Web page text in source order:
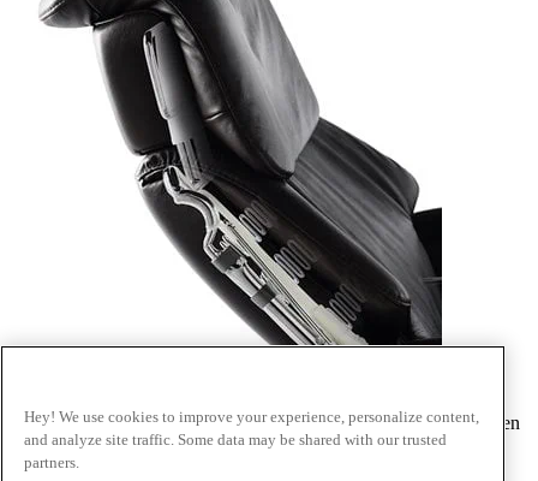
automatisch an, wenn Sie sich zurücklehnen – und unterstützt Ihren
Nacken, während Sie lesen, fernsehen oder sich ausruhen.
Hey! We use cookies to improve your experience, personalize content,
and analyze site traffic. Some data may be shared with our trusted
partners.